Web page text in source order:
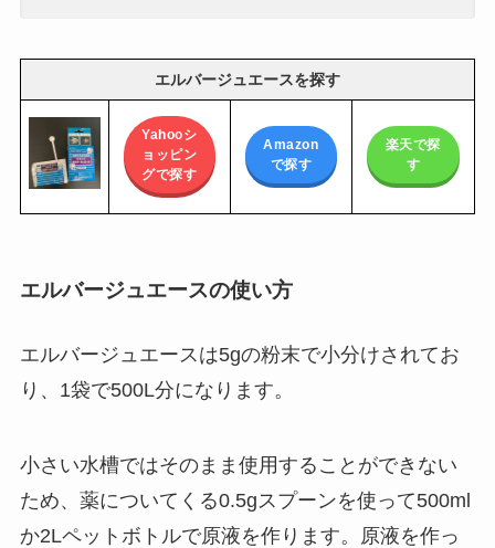
エルバージュエースを探す
Yahooシ
ョッピン
グで探す
Amazon
で探す
楽天で探
す
エルバージュエースの使い方
エルバージュエースは5gの粉末で小分けされてお
り、1袋で500L分になります。
小さい水槽ではそのまま使用することができない
ため、薬についてくる0.5gスプーンを使って500ml
か2Lペットボトルで原液を作ります。原液を作っ